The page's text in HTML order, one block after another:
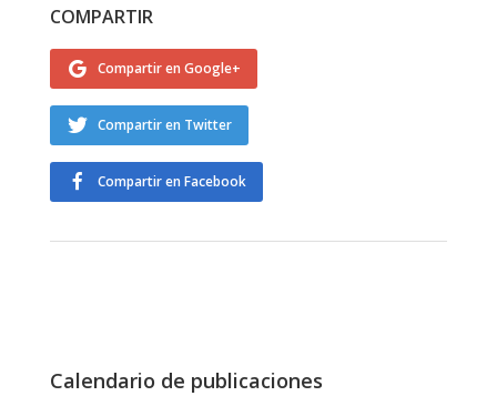
COMPARTIR
Compartir en Google+
Compartir en Twitter
Compartir en Facebook
Calendario de publicaciones